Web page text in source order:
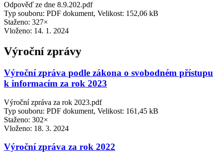
Odpověď ze dne 8.9.202.pdf
Typ souboru: PDF dokument, Velikost: 152,06 kB
Staženo: 327×
Vloženo: 14. 1. 2024
Výroční zprávy
Výroční zpráva podle zákona o svobodném přístupu
k informacím za rok 2023
Výroční zpráva za rok 2023.pdf
Typ souboru: PDF dokument, Velikost: 161,45 kB
Staženo: 302×
Vloženo: 18. 3. 2024
Výroční zpráva za rok 2022